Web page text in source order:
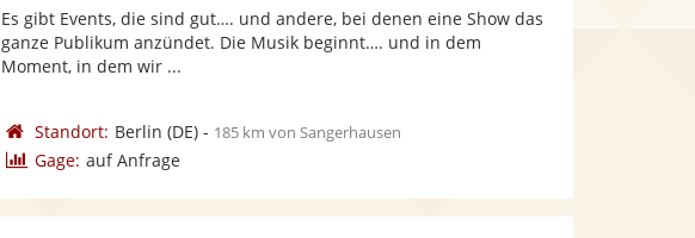
Fotos
bereit.
Es gibt Events, die sind gut…. und andere, bei denen eine Show das
ganze Publikum anzündet. Die Musik beginnt…. und in dem
Moment, in dem wir ...
Standort: Berlin (DE)- 185 km von Sangerhausen
Gage: auf Anfrage